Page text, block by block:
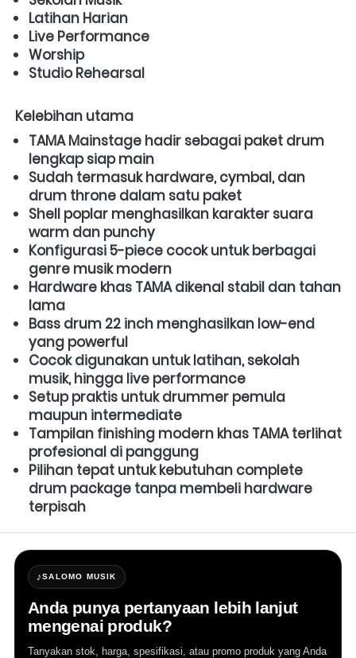
Latihan Harian
Live Performance
Worship
Studio Rehearsal
Kelebihan utama
TAMA Mainstage hadir sebagai paket drum
lengkap siap main
Sudah termasuk hardware, cymbal, dan
drum throne dalam satu paket
Shell poplar menghasilkan karakter suara
warm dan punchy
Konfigurasi 5-piece cocok untuk berbagai
genre musik modern
Hardware khas TAMA dikenal stabil dan tahan
lama
Bass drum 22 inch menghasilkan low-end
yang powerful
Cocok digunakan untuk latihan, sekolah
musik, hingga live performance
Setup praktis untuk drummer pemula
maupun intermediate
Tampilan finishing modern khas TAMA terlihat
profesional di panggung
Pilihan tepat untuk kebutuhan complete
drum package tanpa membeli hardware
terpisah
♪SALOMO MUSIK
Anda punya pertanyaan lebih lanjut
mengenai produk?
Tanyakan stok, harga, spesifikasi, atau promo produk yang Anda